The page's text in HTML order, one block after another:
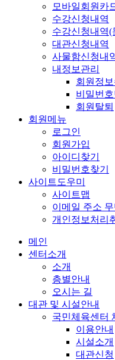
모바일회원카
수강신청내역
수강신청내역(
대관신청내역
사물함신청내
내정보관리
회원정
비밀번
회원탈퇴
회원메뉴
로그인
회원가입
아이디찾기
비밀번호찾기
사이트도우미
사이트맵
이메일 주소
개인정보처리
메인
센터소개
소개
층별안내
오시는 길
대관 및 시설안내
국민체육센터
이용안내
시설소개
대관신청